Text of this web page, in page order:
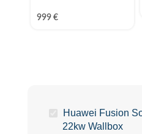
999 €
Huawei Fusion
22kw Wallbox